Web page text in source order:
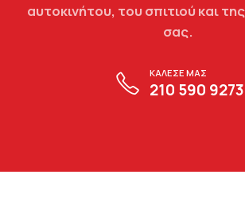
αυτοκινήτου, του σπιτιού και
σας.
ΚΑΛΕΣΕ ΜΑΣ
210 590 9273